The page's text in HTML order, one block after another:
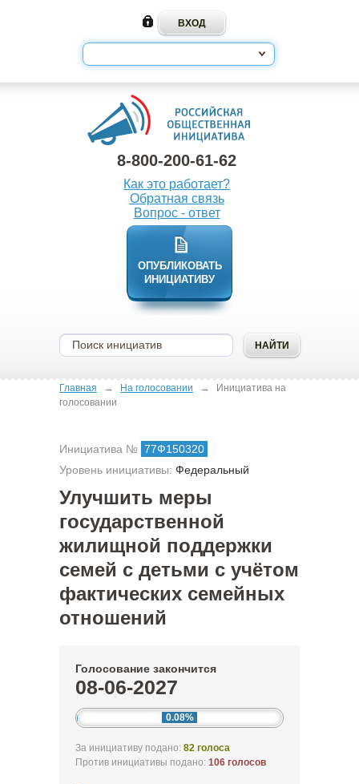
8-800-200-61-62
Как это работает?
Обратная связь
Вопрос - ответ
ОПУБЛИКОВАТЬ
ИНИЦИАТИВУ
Главная → На голосовании →
Инициатива на
голосовании
Инициатива № 77Ф150320
Уровень инициативы: Федеральный
Улучшить меры
государственной
жилищной поддержки
семей с детьми с учётом
фактических семейных
отношений
Голосование закончится
08-06-2027
0.08%
За инициативу подано: 82 голоса
Против инициативы подано: 106 голосов